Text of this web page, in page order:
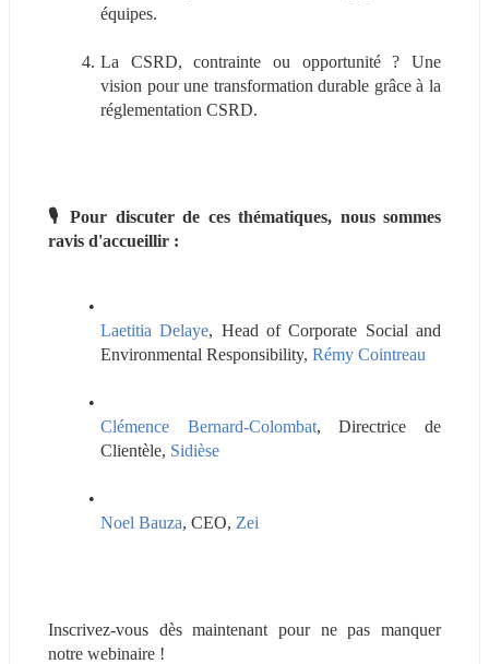
équipes.
La CSRD, contrainte ou opportunité ? Une
vision pour une transformation durable grâce à la
réglementation CSRD.
🎙️ Pour discuter de ces thématiques, nous sommes
ravis d'accueillir :
Laetitia Delaye, Head of Corporate Social and
Environmental Responsibility, Rémy Cointreau
Clémence Bernard-Colombat, Directrice de
Clientèle, Sidièse
Noel Bauza, CEO, Zei
Inscrivez-vous dès maintenant pour ne pas manquer
notre webinaire !